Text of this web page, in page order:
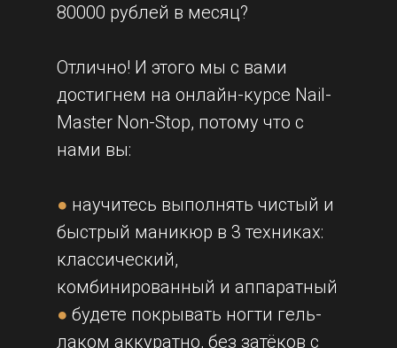
80000 рублей в месяц?
Отлично! И этого мы с вами
достигнем на онлайн-курсе Nail-
Master Non-Stop, потому что с
нами вы:
● научитесь выполнять чистый и
быстрый маникюр в 3 техниках:
классический,
комбинированный и аппаратный
● будете покрывать ногти гель-
лаком аккуратно, без затёков с